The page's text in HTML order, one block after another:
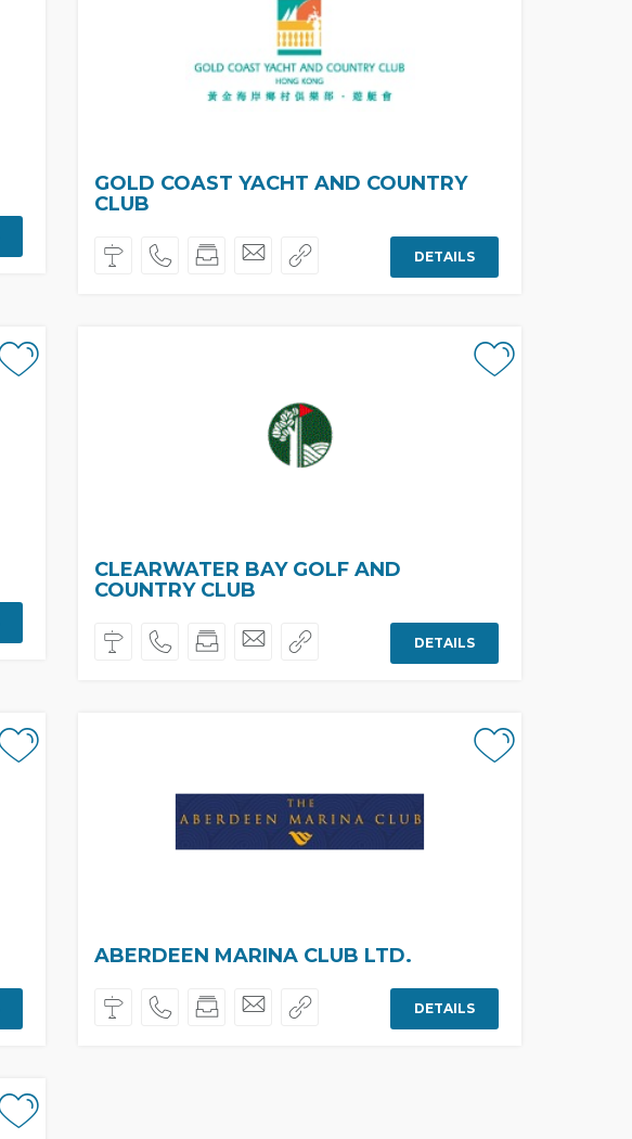
GOLD COAST YACHT AND COUNTRY
CLUB
DETAILS
CLEARWATER BAY GOLF AND
COUNTRY CLUB
DETAILS
ABERDEEN MARINA CLUB LTD.
DETAILS